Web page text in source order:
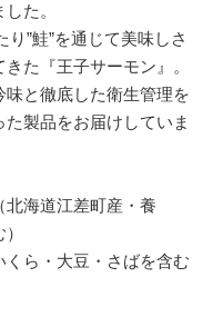
た。
”鮭”を通じて美味しさ
た『王子サーモン』。
と徹底した衛生管理を
製品をお届けしていま
北海道江差町産・養
ら・大豆・さばを含む